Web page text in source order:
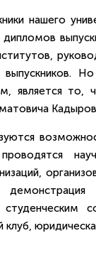
нашего
является
клуб,